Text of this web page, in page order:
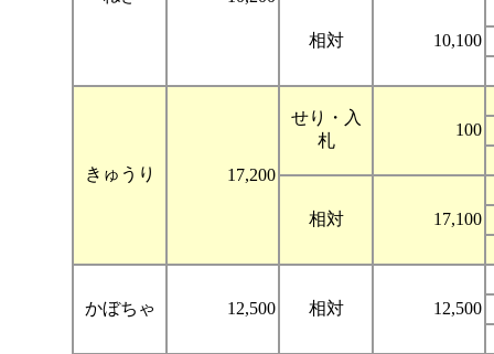
相対 10,100
きゅうり 17,200
せり・入
札
100
相対 17,100
かぼちゃ 12,500 相対 12,500